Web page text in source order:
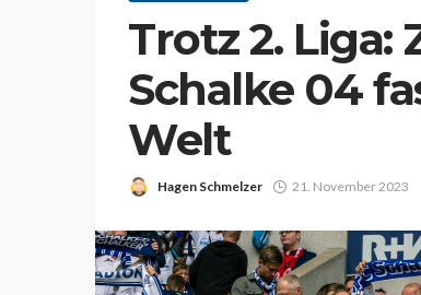
Trotz 2.
Schalke 04
Welt
Hagen Schmelzer 21. November 2023